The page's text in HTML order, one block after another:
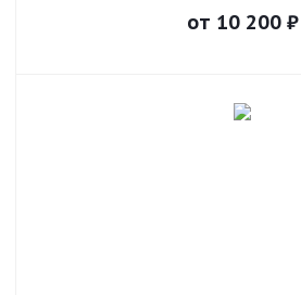
от 10 200₽